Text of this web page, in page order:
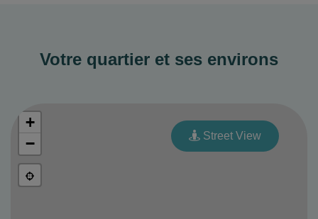
Votre quartier et ses environs
+
−
Street View